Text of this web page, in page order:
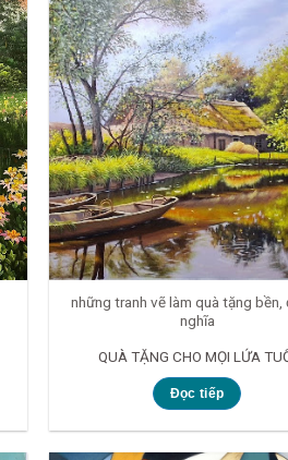
những tranh vẽ làm quà tặng bền,
nghĩa
QUÀ TẶNG CHO MỌI LỨA
Đọc tiếp